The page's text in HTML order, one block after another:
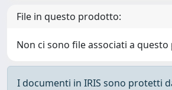
File in questo prodotto:
Non ci sono file associati a
I documenti in IRIS sono protetti